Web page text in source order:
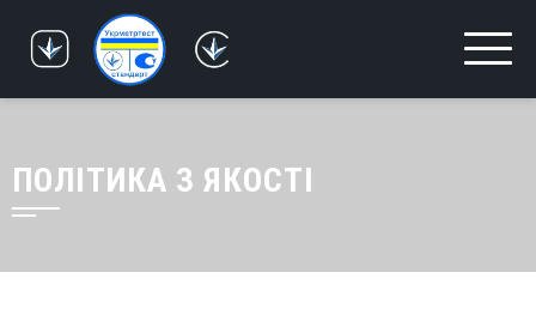
content
ПОЛІТИКА З ЯКОСТІ